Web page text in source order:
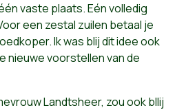
vaste plaats. Eén volledig
een zestal zuilen betaal je
Ik was blij dit idee ook
nieuwe voorstellen van de
Landtsheer, zou ook bllij